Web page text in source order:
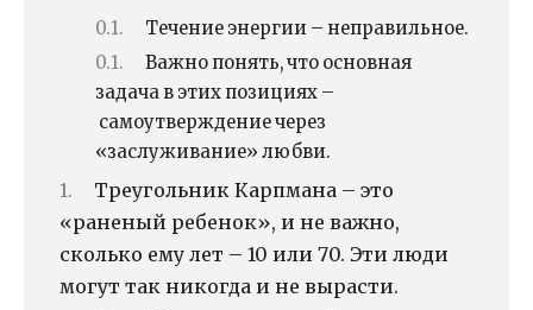
Течение энергии – неправильное.
Важно понять, что основная
задача в этих позициях –
самоутверждение через
«заслуживание» любви.
Треугольник Карпмана – это
«раненый ребенок», и не важно,
сколько ему лет – 10 или 70. Эти люди
могут так никогда и не вырасти.